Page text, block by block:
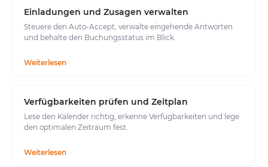
Einladungen und Zusagen verwalten
Steuere den Auto-Accept, verwalte eingehende Antworten
und behalte den Buchungsstatus im Blick.
Weiterlesen
Verfügbarkeiten prüfen und Zeitplan
Lese den Kalender richtig, erkenne Verfügbarkeiten und lege
den optimalen Zeitraum fest.
Weiterlesen